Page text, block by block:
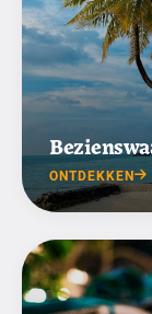
ONTDEKKEN